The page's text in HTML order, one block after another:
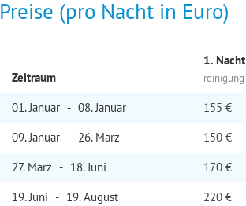
Preise (pro Nacht in Euro)
Zeitraum
1. Nacht
reinigung
01. Januar - 08. Januar 155 €
09. Januar - 26. März 150 €
27. März - 18. Juni 170 €
19. Juni - 19. August 220 €